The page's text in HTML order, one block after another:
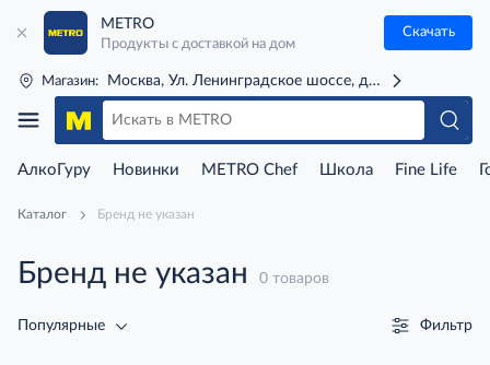
METRO
Продукты с доставкой на дом
Скачать
Магазин: Москва, Ул. Ленинградское шоссе, д. 71Г (м. Речной
АлкоГуру Новинки METRO Chef Школа Fine Life
Каталог Бренд не указан
Бренд не указан 0 товаров
Популярные Фильтр